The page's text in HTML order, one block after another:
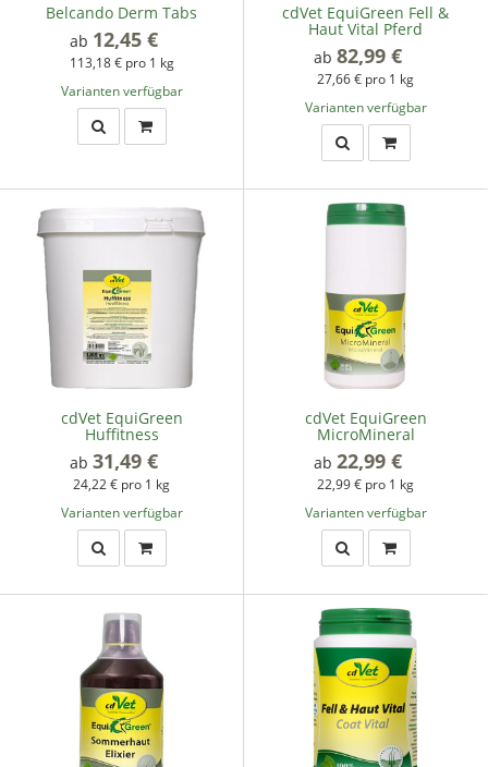
Belcando Derm Tabs
ab 12,45 €
113,18 € pro 1 kg
Varianten verfügbar
cdVet EquiGreen Fell &
Haut Vital Pferd
ab 82,99 €
27,66 € pro 1 kg
Varianten verfügbar
cdVet EquiGreen
Huffitness
ab 31,49 €
24,22 € pro 1 kg
Varianten verfügbar
cdVet EquiGreen
MicroMineral
ab 22,99 €
22,99 € pro 1 kg
Varianten verfügbar